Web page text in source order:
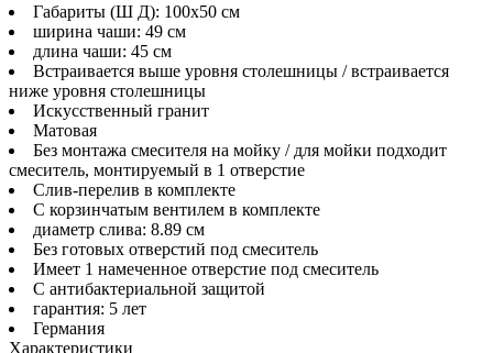
Габариты (Ш Д): 100x50 см
ширина чаши: 49 см
длина чаши: 45 см
Встраивается выше уровня столешницы / встраивается
ниже уровня столешницы
Искусственный гранит
Матовая
Без монтажа смесителя на мойку / для мойки подходит
смеситель, монтируемый в 1 отверстие
Слив-перелив в комплекте
С корзинчатым вентилем в комплекте
диаметр слива: 8.89 см
Без готовых отверстий под смеситель
Имеет 1 намеченное отверстие под смеситель
С антибактериальной защитой
гарантия: 5 лет
Германия
Характеристики